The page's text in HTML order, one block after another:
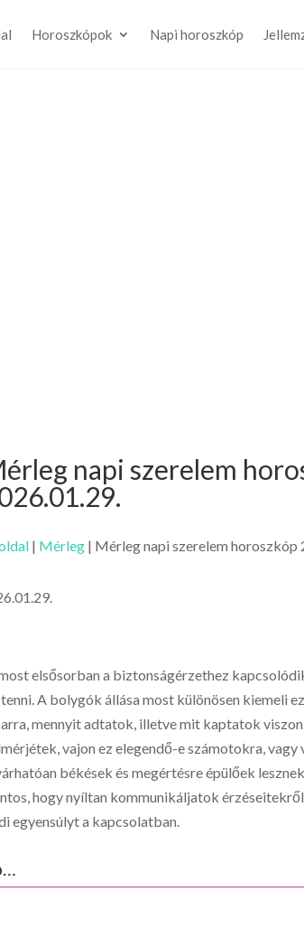
Horoszkópok Napi horoszkóp
napi szerelem
| Mérleg | Mérleg napi szerelem horoszkóp
elsősorban a biztonságérzethez
A bolygók állása most különösen kiemeli
mennyit adtatok, illetve mit kaptatok
vajon ez elegendő-e számotokra, vagy
békések és megértésre épülőek
hogy nyíltan kommunikáljatok
egyensúlyt a kapcsolatban.